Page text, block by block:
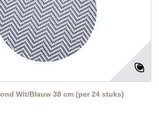
Wit/Blauw 38 cm (per 24 stuks)